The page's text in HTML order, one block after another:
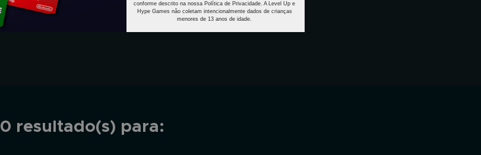
0 resultado(s) para:
conforme descrito na nossa Política de Privacidade. A Level Up e
Hype Games não coletam intencionalmente dados de crianças
menores de 13 anos de idade.